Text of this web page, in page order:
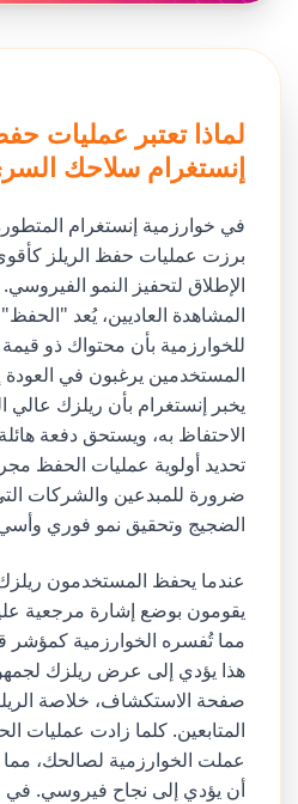
لماذا تعتبر عمليات
إنستغرام سلاحك السري
برزت عمليات حفظ الريلز
الإطلاق لتحفيز النمو
المشاهدة العاديين، يُعد
للخوارزمية بأن محتواك ذو
المستخدمين يرغبون في العودة
يخبر إنستغرام بأن ريلزك عالي
الاحتفاظ به، ويستحق دفعة
تحديد أولوية عمليات الحفظ
ضرورة للمبدعين والشركات
الضجيج وتحقيق نمو فوري
عندما يحفظ المستخدمون
يقومون بوضع إشارة مرجعية
مما تُفسره الخوارزمية
هذا يؤدي إلى عرض ريلزك
صفحة الاستكشاف، خلاصة
المتابعين. كلما زادت عمليات
عملت الخوارزمية لصالحك، مما